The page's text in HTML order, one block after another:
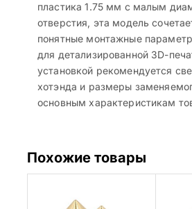
пластика 1.75 мм с малым
отверстия, эта модель
понятные монтажные
для детализированной 3D-
установкой рекомендуется
хотэнда и размеры
основным характеристикам
Похожие товары